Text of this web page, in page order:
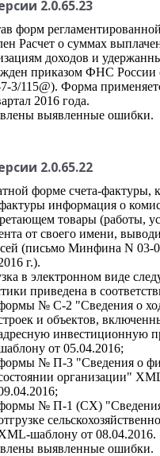
2.0.65.23
форм
Расчет о суммах
доходов и
приказом ФНС России
115@). Форма
2016 года.
выявленные ошибки.
2.0.65.22
форме счета-фактуры,
информация о
товары (работы,
от своего имени,
(письмо Минфина N 03-
г.).
в электронном виде
приведена в
№ С-2 "Сведения о
и объектов,
инвестиционную
от 05.04.2016;
№ П-3 "Сведения о
организации"
№ П-1 (СХ) "Сведения
шаблону от 08.04.2016.
выявленные ошибки.